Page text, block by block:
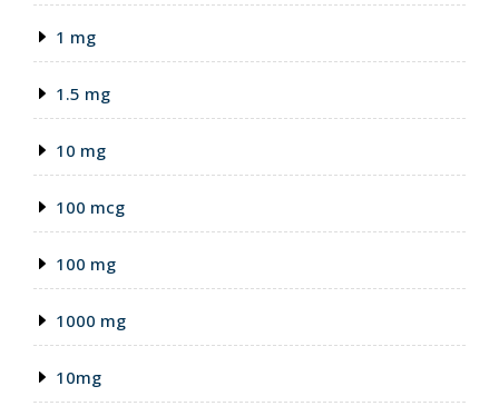
1 mg
1.5 mg
10 mg
100 mcg
100 mg
1000 mg
10mg